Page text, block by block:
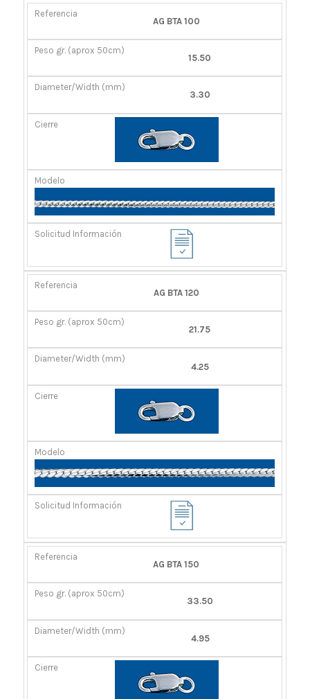
AG BTA 100
15.50
3.30
AG BTA 120
21.75
4.25
AG BTA 150
33.50
4.95